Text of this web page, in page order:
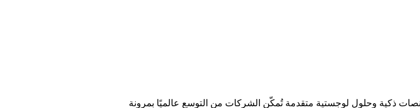
ذكية وحلول لوجستية متقدمة تُمكّن الشركات من التوسع عالميًا بمرونة